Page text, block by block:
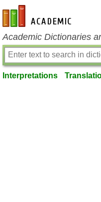
en-academic.com
Academic Dictionaries
Interpretations